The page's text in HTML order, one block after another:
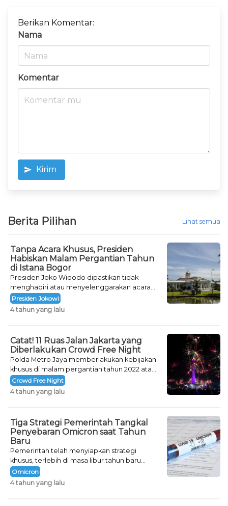
Berikan Komentar:
Nama
Komentar
Kirim
Berita Pilihan Lihat semua
Tanpa Acara Khusus, Presiden
Habiskan Malam Pergantian Tahun
di Istana Bogor
Presiden Joko Widodo dipastikan tidak
menghadiri atau menyelenggarakan acara
khusus untuk mengisi malam pergantian
tahun.
Presiden Jokowi
4 tahun yang lalu
Catat! 11 Ruas Jalan Jakarta yang
Diberlakukan Crowd Free Night
Polda Metro Jaya memberlakukan kebijakan
khusus di malam pergantian tahun 2022 atau
Crowd Free Night selama dua hari.
Crowd Free Night
4 tahun yang lalu
Tiga Strategi Pemerintah Tangkal
Penyebaran Omicron saat Tahun
Baru
Pemerintah telah menyiapkan strategi
khusus, terlebih di masa libur tahun baru
seperti saat ini.
Omicron
4 tahun yang lalu